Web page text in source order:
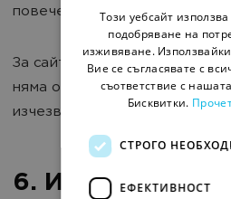
повече трафик от
За сайтове за обяви това е
няма обяви в някоя
изчезва от индекса на
6. Използвайте
Този уебсайт
подобряване на
изживяване.
Вие се съгласявате с
съответствие с
Бисквитки.
СТРОГО
ЕФЕКТИВНОСТ